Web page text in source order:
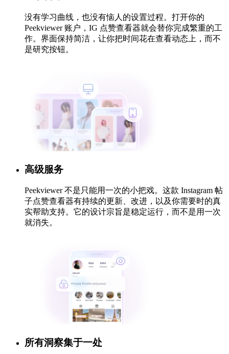
没有学习曲线，也没有恼人的设置过程。打开你的
Peekviewer 账户，IG 点赞查看器就会替你完成繁重的工
作。界面保持简洁，让你把时间花在查看动态上，而不
是研究按钮。
高级服务
Peekviewer 不是只能用一次的小把戏。这款 Instagram 帖
子点赞查看器有持续的更新、改进，以及你需要时的真
实帮助支持。它的设计宗旨是稳定运行，而不是用一次
就消失。
所有洞察集于一处